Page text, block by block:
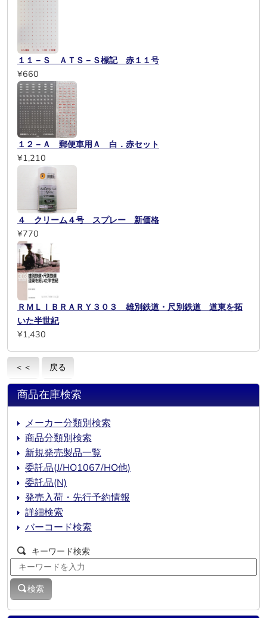
１１－Ｓ ＡＴＳ－Ｓ標記 赤１１号
¥660
１２－Ａ 郵便車用Ａ 白．赤セット
¥1,210
４ クリーム４号 スプレー 新価格
¥770
ＲＭＬＩＢＲＡＲＹ３０３ 雄別鉄道・尺別鉄道 道東を拓
いた半世紀
¥1,430
＜＜ 戻る
商品在庫検索
メーカー分類別検索
商品分類別検索
新規発売製品一覧
委託品(J/HO1067/HO他)
委託品(N)
発売入荷・先行予約情報
詳細検索
バーコード検索
キーワード検索
検索